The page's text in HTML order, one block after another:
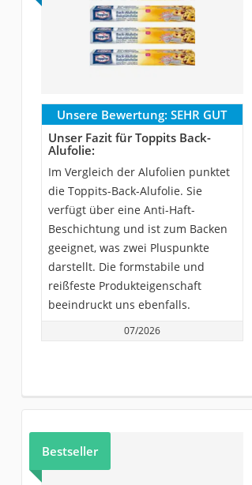
Unsere Bewertung: SEHR GUT
Unser Fazit für Toppits Back-
Alufolie:
Im Vergleich der Alufolien punktet
die Toppits-Back-Alufolie. Sie
verfügt über eine Anti-Haft-
Beschichtung und ist zum Backen
geeignet, was zwei Pluspunkte
darstellt. Die formstabile und
reißfeste Produkteigenschaft
beeindruckt uns ebenfalls.
07/2026
Bestseller